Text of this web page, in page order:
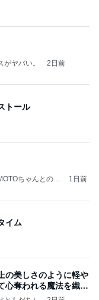
ヤバい。 2日前
トール
ちゃんとのは
1日前
イム
の美しさのように軽や
心奪われる魔法を織り